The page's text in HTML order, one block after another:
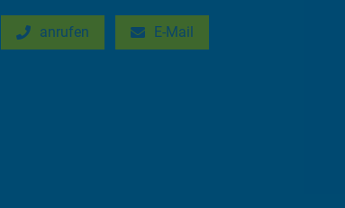
Tabanrufen E-Mail
Link Opens in New Tab